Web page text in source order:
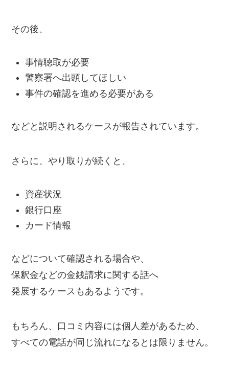
その後、
事情聴取が必要
警察署へ出頭してほしい
事件の確認を進める必要がある
などと説明されるケースが報告されています。
さらに、やり取りが続くと、
資産状況
銀行口座
カード情報
などについて確認される場合や、
保釈金などの金銭請求に関する話へ
発展するケースもあるようです。
もちろん、口コミ内容には個人差があるため、
すべての電話が同じ流れになるとは限りません。